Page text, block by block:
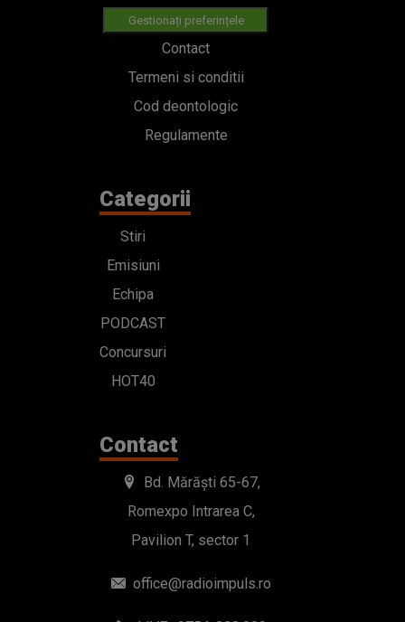
Gestionați preferințele
Contact
Termeni si conditii
Cod deontologic
Regulamente
Categorii
Stiri
Emisiuni
Echipa
PODCAST
Concursuri
HOT40
Contact
Bd. Mărăști 65-67,
Romexpo Intrarea C,
Pavilion T, sector 1
office@radioimpuls.ro